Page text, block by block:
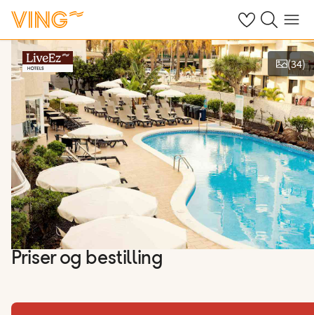
Se dine sparte
Søk påMeny
Vis bilder
(34)
Priser og bestilling